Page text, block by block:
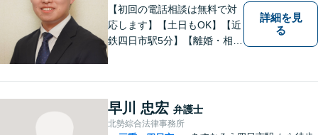
ぞご連絡ください。
【初回の電話相談は無料で対
応します】【土日もOK】【近
鉄四日市駅5分】【離婚・相続
刑事事件全般】双方ともに納
得する解決を目指します【交
詳細を見
る
早川 忠宏 弁護士
北勢綜合法律事務所